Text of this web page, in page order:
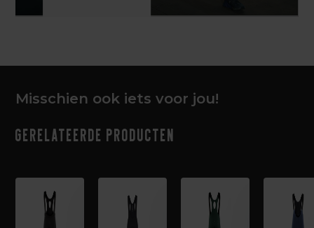
Misschien ook iets voor jou!
Gerelateerde producten